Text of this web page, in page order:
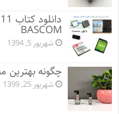
BASCOM
شهریور 5, 1394
چگونه بهترین
شهریور 25, 1399